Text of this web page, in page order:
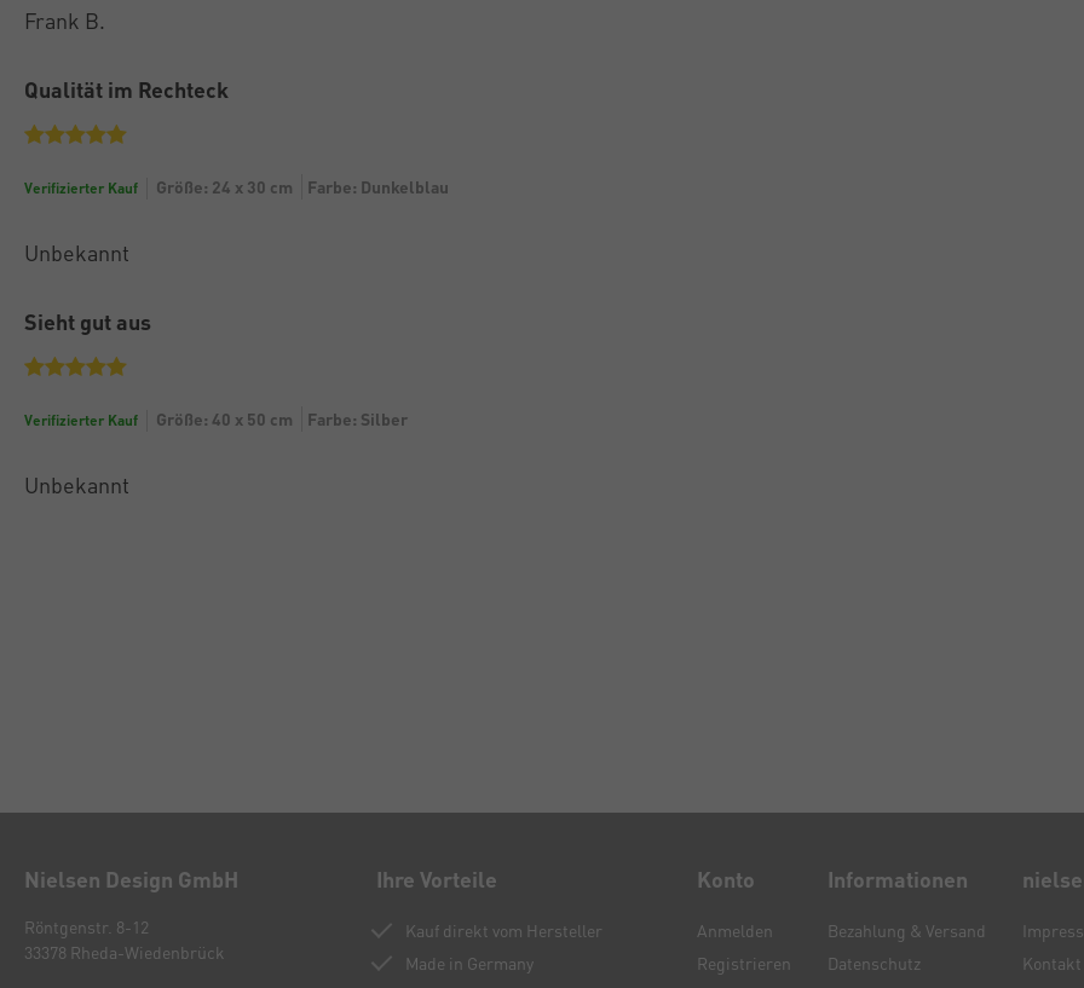
Frank B.
Qualität im Rechteck
Verifizierter Kauf Größe: 24 x 30 cm Farbe: Dunkelblau
Unbekannt
Sieht gut aus
Verifizierter Kauf Größe: 40 x 50 cm Farbe: Silber
Unbekannt
Nielsen Design GmbH
Röntgenstr. 8-12
33378 Rheda-Wiedenbrück
Ihre Vorteile
Kauf direkt vom Hersteller
Made in Germany
Konto
Anmelden
Registrieren
Informationen
Bezahlung & Versand
Datenschutz
Kontakt